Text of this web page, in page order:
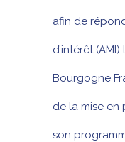
afin de
d’intérêt
Bourgogne
de la mise
son